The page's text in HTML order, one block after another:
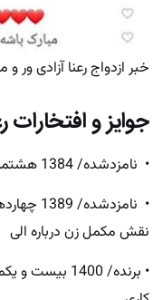
خبر ازدواج رعنا آزادی ور
جوایز و افتخارات
• نامزدشده/ 1384 هشتمین جشن حافظ بهترین بازیگر زن مارمولک
•
نقش مکمل زن درباره الی
• برنده/